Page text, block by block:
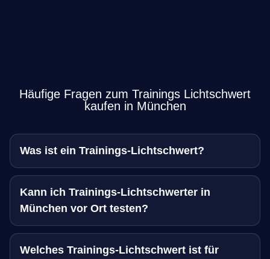
Häufige Fragen zum Trainings Lichtschwert
kaufen in München
Was ist ein Trainings-Lichtschwert?
Kann ich Trainings-Lichtschwerter in
München vor Ort testen?
Welches Trainings-Lichtschwert ist für